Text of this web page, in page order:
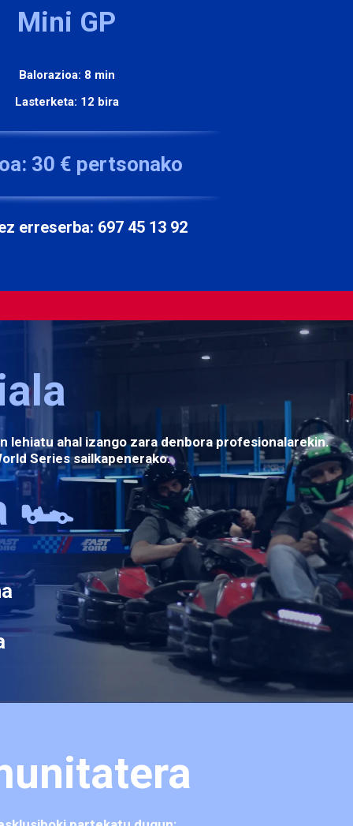
Mini GP
Balorazioa: 8 min
Lasterketa: 12 bira
30 € pertsonako
erreserba: 697 45 13 92
ahal izango zara denbora profesionalarekin.
Series sailkapenerako.
🏎️